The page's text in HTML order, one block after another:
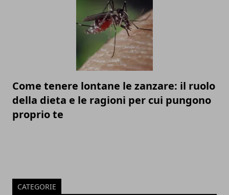
Come tenere lontane le zanzare: il ruolo
della dieta e le ragioni per cui pungono
proprio te
CATEGORIE